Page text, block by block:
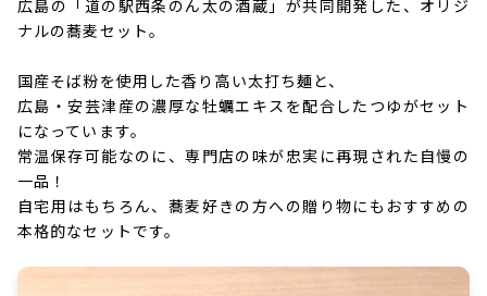
広島の「道の駅西条のん太の酒蔵」が共同開発した、オリジ
ナルの蕎麦セット。
国産そば粉を使用した香り高い太打ち麺と、
広島・安芸津産の濃厚な牡蠣エキスを配合したつゆがセット
になっています。
常温保存可能なのに、専門店の味が忠実に再現された自慢の
一品！
自宅用はもちろん、蕎麦好きの方への贈り物にもおすすめの
本格的なセットです。